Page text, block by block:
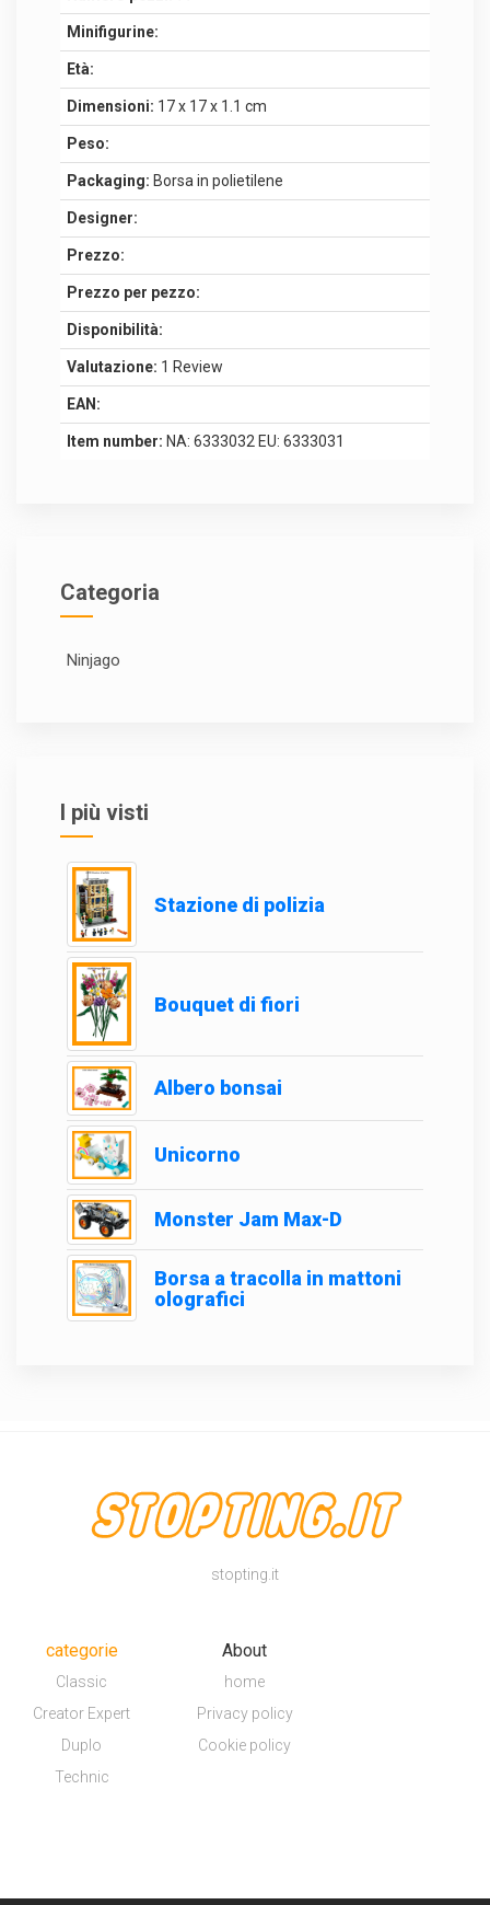
Minifigurine:
Età:
Dimensioni: 17 x 17 x 1.1 cm
Peso:
Packaging: Borsa in polietilene
Designer:
Prezzo:
Prezzo per pezzo:
Disponibilità:
Valutazione: 1 Review
EAN:
Item number: NA: 6333032 EU: 6333031
Categoria
Ninjago
I più visti
Stazione di polizia
Bouquet di fiori
Albero bonsai
Unicorno
Monster Jam Max-D
Borsa a tracolla in mattoni
olografici
stopting.it
categorie
Classic
Creator Expert
Duplo
Technic
About
home
Privacy policy
Cookie policy